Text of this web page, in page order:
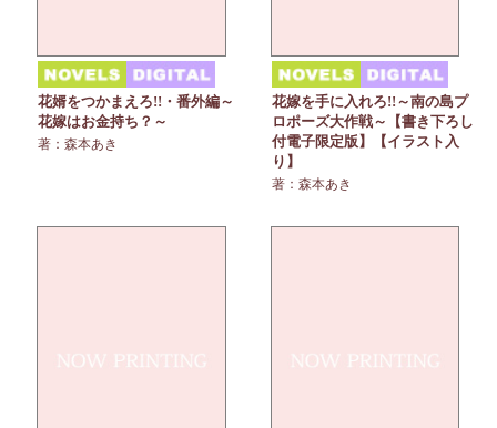
花婿をつかまえろ!!・番外編～
花嫁はお金持ち？～
著：森本あき
花嫁を手に入れろ!!～南の島プ
ロポーズ大作戦～【書き下ろし
付電子限定版】【イラスト入
り】
著：森本あき